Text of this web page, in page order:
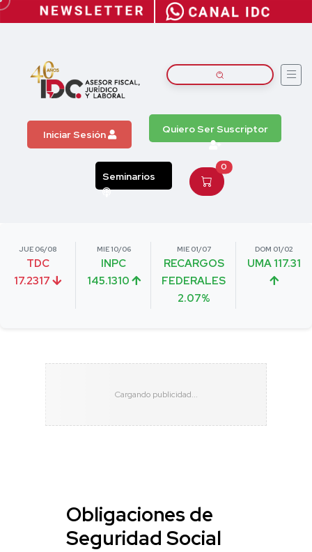
Iniciar Sesión Quiero Ser Suscriptor
Seminarios
0
JUE 06/08
TDC
17.2317
MIE 10/06
INPC
145.1310
MIE 01/07
RECARGOS
FEDERALES
2.07%
DOM 01/02
UMA 117.31
Obligaciones de
Seguridad Social